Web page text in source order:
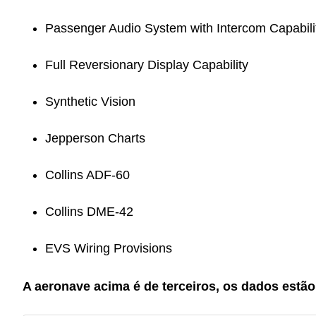
Passenger Audio System with Intercom
Full Reversionary Display Capability
Synthetic Vision
Jepperson Charts
Collins ADF-60
Collins DME-42
EVS Wiring Provisions
A aeronave acima é de terceiros, os dados